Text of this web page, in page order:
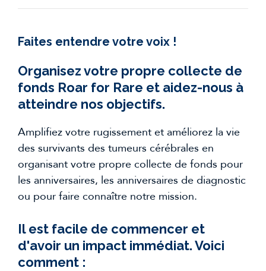
Faites entendre votre voix !
Organisez votre propre collecte de
fonds Roar for Rare et aidez-nous à
atteindre nos objectifs.
Amplifiez votre rugissement et améliorez la vie
des survivants des tumeurs cérébrales en
organisant votre propre collecte de fonds pour
les anniversaires, les anniversaires de diagnostic
ou pour faire connaître notre mission.
Il est facile de commencer et
d'avoir un impact immédiat. Voici
comment :